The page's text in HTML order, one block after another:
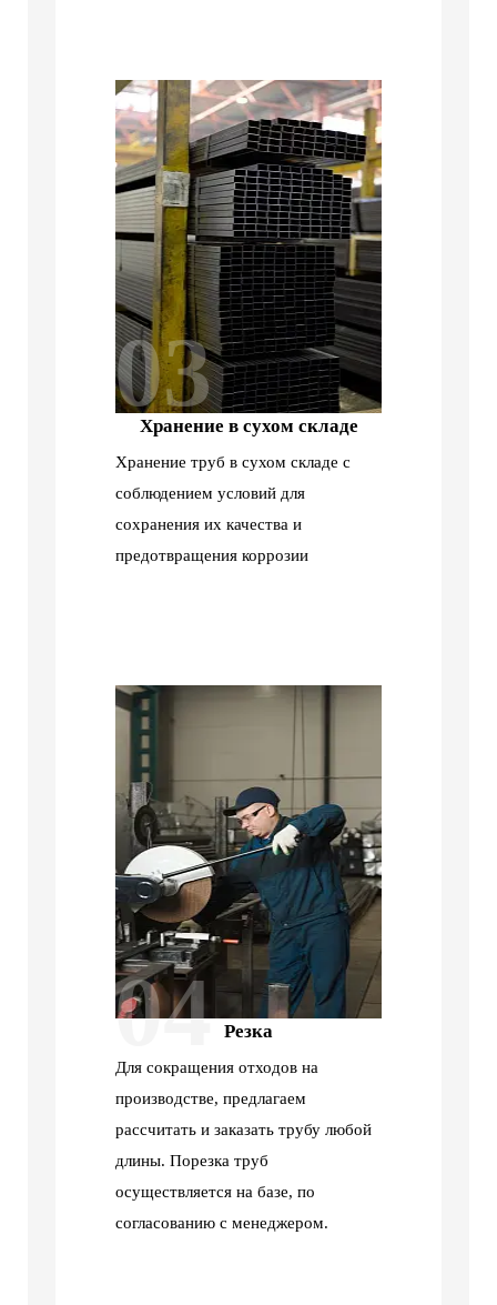
03
Хранение в сухом складе
Хранение труб в сухом складе с
соблюдением условий для
сохранения их качества и
предотвращения коррозии
04 Резка
Для сокращения отходов на
производстве, предлагаем
рассчитать и заказать трубу любой
длины. Порезка труб
осуществляется на базе, по
согласованию с менеджером.